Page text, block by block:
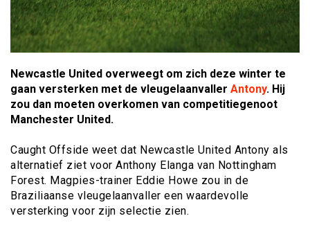
Newcastle United overweegt om zich deze winter te
gaan versterken met de vleugelaanvaller Antony. Hij
zou dan moeten overkomen van competitiegenoot
Manchester United.
Caught Offside weet dat Newcastle United Antony als
alternatief ziet voor Anthony Elanga van Nottingham
Forest. Magpies-trainer Eddie Howe zou in de
Braziliaanse vleugelaanvaller een waardevolle
versterking voor zijn selectie zien.